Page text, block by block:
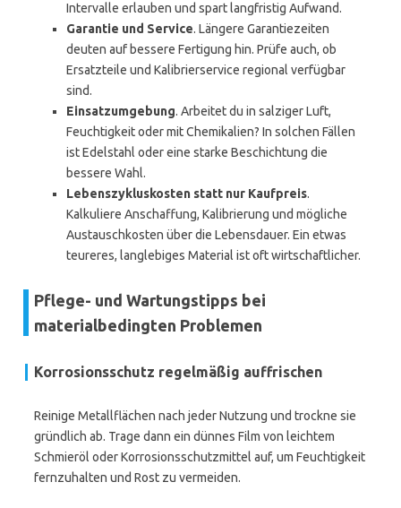
Intervalle erlauben und spart langfristig Aufwand.
Garantie und Service. Längere Garantiezeiten
deuten auf bessere Fertigung hin. Prüfe auch, ob
Ersatzteile und Kalibrierservice regional verfügbar
sind.
Einsatzumgebung. Arbeitet du in salziger Luft,
Feuchtigkeit oder mit Chemikalien? In solchen Fällen
ist Edelstahl oder eine starke Beschichtung die
bessere Wahl.
Lebenszykluskosten statt nur Kaufpreis.
Kalkuliere Anschaffung, Kalibrierung und mögliche
Austauschkosten über die Lebensdauer. Ein etwas
teureres, langlebiges Material ist oft wirtschaftlicher.
Pflege- und Wartungstipps bei
materialbedingten Problemen
Korrosionsschutz regelmäßig auffrischen
Reinige Metallflächen nach jeder Nutzung und trockne sie
gründlich ab. Trage dann ein dünnes Film von leichtem
Schmieröl oder Korrosionsschutzmittel auf, um Feuchtigkeit
fernzuhalten und Rost zu vermeiden.